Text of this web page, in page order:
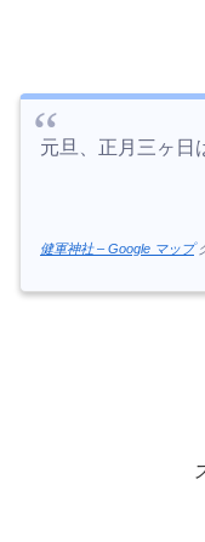
元旦、正月三ヶ日
健軍神社 – Google マップ